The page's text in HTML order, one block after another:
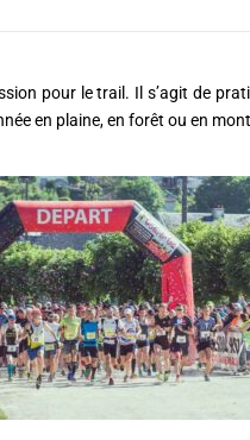
pour le trail. Il s’agit de
en plaine, en forêt ou en